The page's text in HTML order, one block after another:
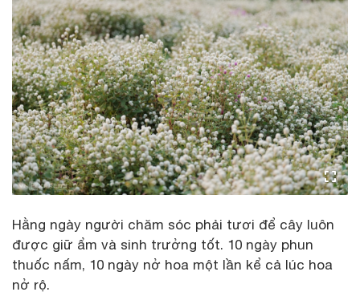
Hằng ngày người chăm sóc phải tươi để cây luôn
được giữ ẩm và sinh trưởng tốt. 10 ngày phun
thuốc nấm, 10 ngày nở hoa một lần kể cả lúc hoa
nở rộ.